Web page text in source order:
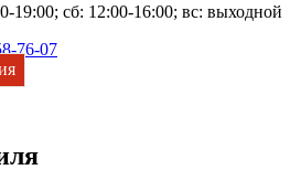
19:00; сб: 12:00-16:00; вс: выходной
76-07